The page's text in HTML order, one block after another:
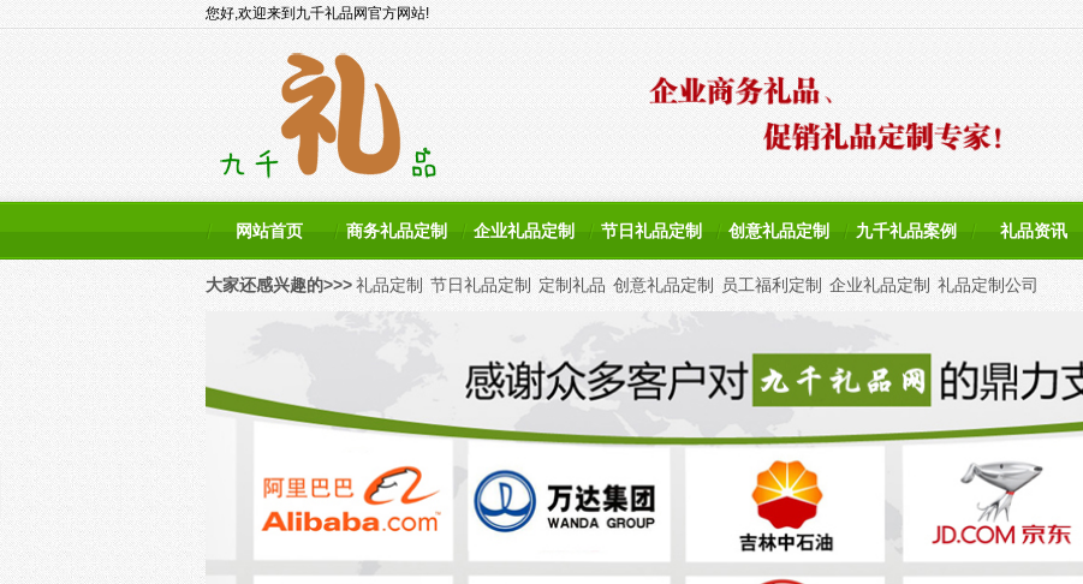
网站首页 商务礼品定制 企业礼品定制 节日礼品定制 创意礼品定制 九千礼品案例 礼品资讯
您好,欢迎来到九千礼品网官方网站!
大家还感兴趣的>>>礼品定制 节日礼品定制 定制礼品 创意礼品定制 员工福利定制 企业礼品定制 礼品定制公司